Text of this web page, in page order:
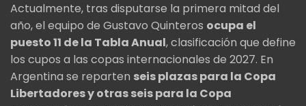
Actualmente, tras disputarse la primera mitad del
año, el equipo de Gustavo Quinteros ocupa el
puesto 11 de la Tabla Anual, clasificación que define
los cupos a las copas internacionales de 2027. En
Argentina se reparten seis plazas para la Copa
Libertadores y otras seis para la Copa